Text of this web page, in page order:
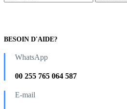
BESOIN D'AIDE?
WhatsApp
00 255 765 064 587
E-mail